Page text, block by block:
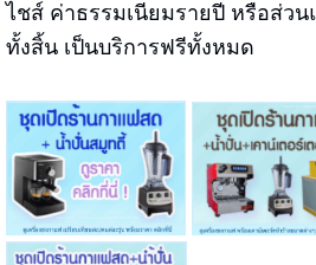
ไชส์ ค่าธรรมเนียมรายปี หรือส่วน
ทั้งสิ้น เป็นบริการฟรีทั้งหมด